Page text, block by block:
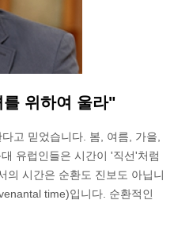
위하여 울라"
고 믿었습니다. 봄, 여름, 가을,
유럽인들은 시간이 '직선'처럼
의 시간은 순환도 진보도 아닙니
time)입니다. 순환적인